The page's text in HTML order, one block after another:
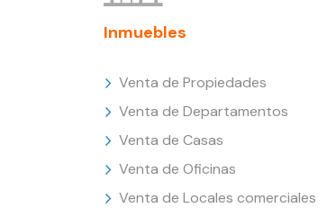
Inmuebles
Venta de Propiedades
Venta de Departamentos
Venta de Casas
Venta de Oficinas
Venta de Locales comerciales